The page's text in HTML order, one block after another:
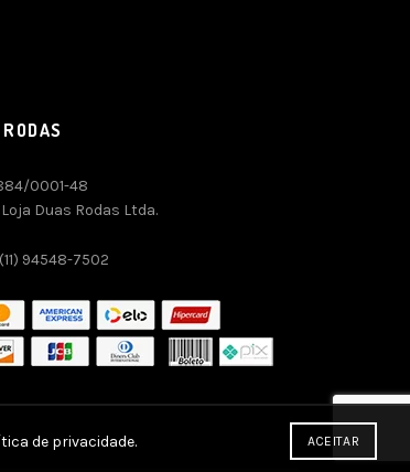
0001-48
Loja Duas Rodas Ltda.
94548-7502
de privacidade. ACEITAR